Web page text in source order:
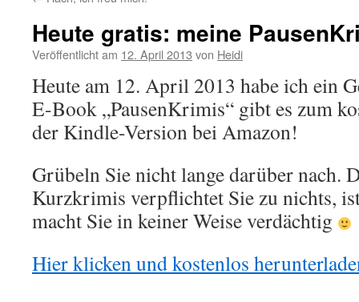
Heute gratis: meine
Veröffentlicht am 12. April 2013 von Heidi
Heute am 12. April 2013 habe ich ein
E-Book „PausenKrimis“ gibt es zum
der Kindle-Version bei Amazon!
Grübeln Sie nicht lange darüber nach.
Kurzkrimis verpflichtet Sie zu nichts,
macht Sie in keiner Weise verdächtig
Hier klicken und kostenlos